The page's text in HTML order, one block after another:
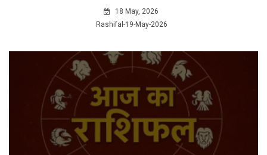
18 May, 2026
Rashifal-19-May-2026